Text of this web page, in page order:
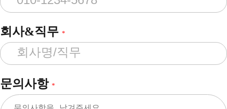
회사&직무 *
문의사항 *